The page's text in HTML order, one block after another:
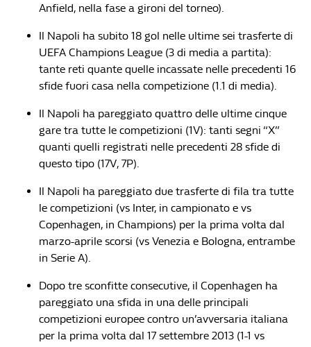
Anfield, nella fase a gironi del torneo).
Il Napoli ha subito 18 gol nelle ultime sei trasferte di
UEFA Champions League (3 di media a partita):
tante reti quante quelle incassate nelle precedenti 16
sfide fuori casa nella competizione (1.1 di media).
Il Napoli ha pareggiato quattro delle ultime cinque
gare tra tutte le competizioni (1V): tanti segni “X”
quanti quelli registrati nelle precedenti 28 sfide di
questo tipo (17V, 7P).
Il Napoli ha pareggiato due trasferte di fila tra tutte
le competizioni (vs Inter, in campionato e vs
Copenhagen, in Champions) per la prima volta dal
marzo-aprile scorsi (vs Venezia e Bologna, entrambe
in Serie A).
Dopo tre sconfitte consecutive, il Copenhagen ha
pareggiato una sfida in una delle principali
competizioni europee contro un’avversaria italiana
per la prima volta dal 17 settembre 2013 (1-1 vs